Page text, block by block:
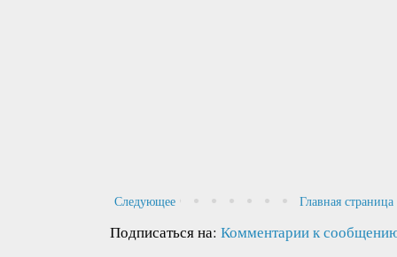
Следующее Главная страница
Подписаться на: Комментарии к